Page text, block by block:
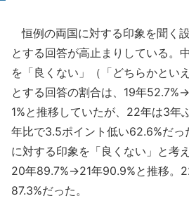
恒例の両国に対する印象を聞く
とする回答が高止まりしている。
を「良くない」（「どちらかとい
とする回答の割合は、19年
1%と推移していたが、22年は3年
年比で3.5ポイント低い62.6%だっ
に対する印象を「良くない」と考
20年89.7%→21年90.9%と推移。
87.3%だった。